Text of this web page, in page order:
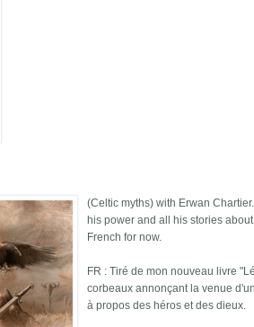
(Celtic myths) with Erwan
his power and all his stories
French for now.
FR : Tiré de mon nouveau livre
corbeaux annonçant la venue
à propos des héros et des dieux.